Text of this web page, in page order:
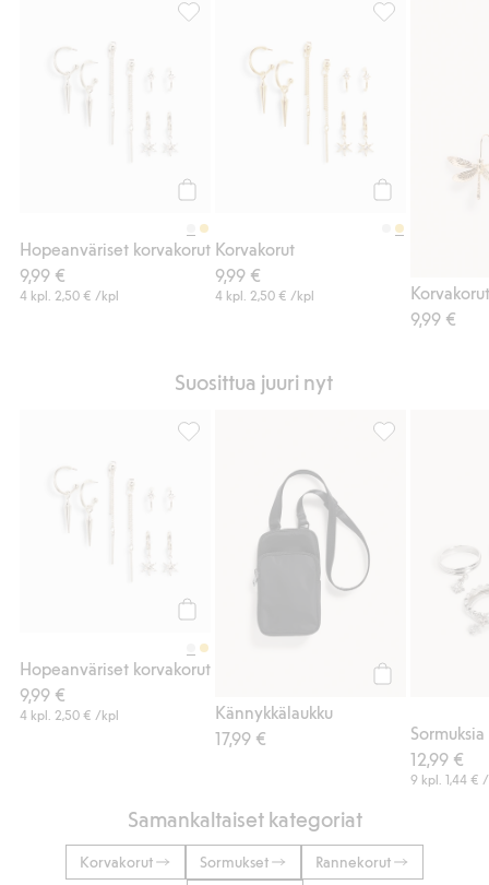
Hopeanväriset korvakorut
9,99 €
4 kpl. 2,50 € /kpl
Korvakorut
9,99 €
4 kpl.2,50 € /kpl
9,99 €
Suosittua juuri nyt
Hopeanväriset korvakorut
9,99 €
4 kpl. 2,50 € /kpl
Kännykkälaukku
17,99 €
12,99 €
9 kpl.1,44 €
Samankaltaiset kategoriat
Korvakorut Sormukset
Rannekorut